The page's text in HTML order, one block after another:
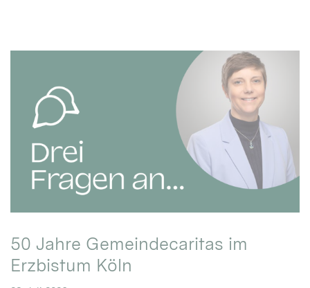
50 Jahre Gemeindecaritas im
Erzbistum Köln